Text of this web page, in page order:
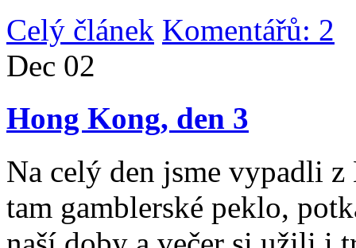
Celý článek Komentářů: 2
Dec 02
Hong Kong, den 3
Na celý den jsme vypadli
tam gamblerské peklo,